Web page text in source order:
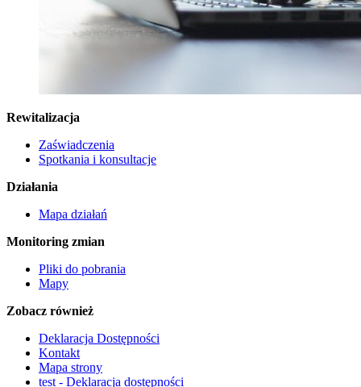
Rewitalizacja
Zaświadczenia
Spotkania i konsultacje
Działania
Mapa działań
Monitoring zmian
Pliki do pobrania
Mapy
Zobacz również
Deklaracja Dostępności
Kontakt
Mapa strony
test - Deklaracja dostępności